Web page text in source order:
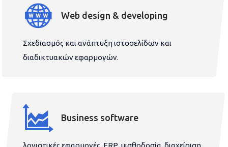
Web design & developing
Σχεδιασμός και ανάπτυξη ιστοσελίδων και
διαδικτυακών εφαρμογών.
Business software
λογιστικές εφαρμογές, ERP, μισθοδοσία, διαχείριση